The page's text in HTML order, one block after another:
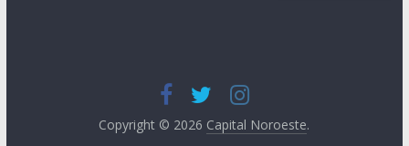
Copyright © 2026 Capital Noroeste.